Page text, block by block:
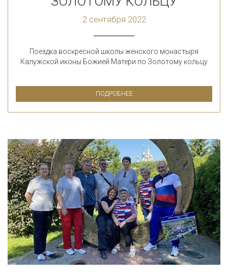
2 сентября 2022
Поездка воскресной школы женского монастыря
Калужской иконы Божией Матери по Золотому кольцу
ПОДРОБНЕЕ